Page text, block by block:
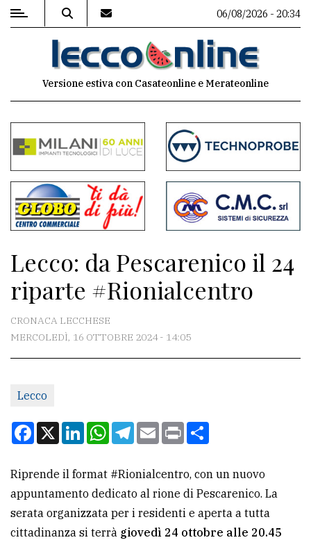
MENU
commenti
Contenuti
del
sito
Meteo
CONTATTI
Scrivici
Per
la
pubblicità
CERCA
06/08/2026 - 20:34
Versione estiva con Casateonline e Merateonline
Lecco: da Pescarenico il 24
riparte #Rionialcentro
CRONACA LECCHESE
MERCOLEDÌ, 16 OTTOBRE 2024 - 14:05
Lecco
Facebook
X LinkedInWhatsApp
Telegram
EmailPrint
Riprende il format #Rionialcentro, con un nuovo
appuntamento dedicato al rione di Pescarenico. La
serata organizzata per i residenti e aperta a tutta
cittadinanza si terrà giovedì 24 ottobre alle 20.45